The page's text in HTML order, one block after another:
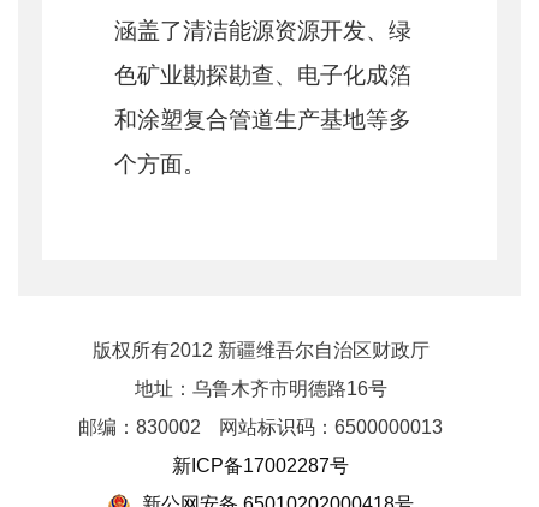
涵盖了清洁能源资源开发、绿
色矿业勘探勘查、电子化成箔
和涂塑复合管道生产基地等多
个方面。
版权所有2012 新疆维吾尔自治区财政厅
地址：乌鲁木齐市明德路16号
邮编：830002
网站标识码：6500000013
新ICP备17002287号